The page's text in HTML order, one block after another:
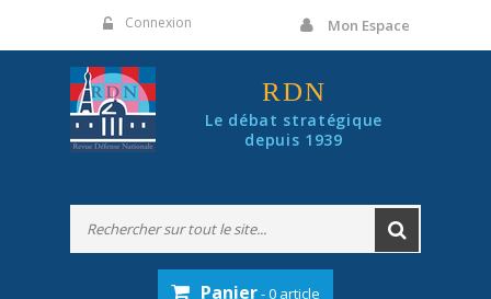
Connexion Mon Espace
RDN
Le débat stratégique
depuis 1939
Panier- 0 article